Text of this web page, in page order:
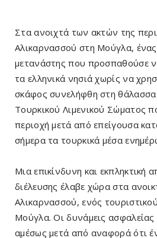
Στα ανοιχτά των ακτών της
Αλικαρνασσού στη Μούγλα,
μετανάστης που προσπαθούσε
τα ελληνικά νησιά χωρίς να
σκάφος συνελήφθη στη
Τουρκικού Λιμενικού Σώματος
περιοχή μετά από επείγουσα
σήμερα τα τουρκικά μέσα
Μια επικίνδυνη και εκπληκτική
διέλευσης έλαβε χώρα στα
Αλικαρνασσού, ενός
Μούγλα. Οι δυνάμεις ασφαλείας
αμέσως μετά από αναφορά ότι